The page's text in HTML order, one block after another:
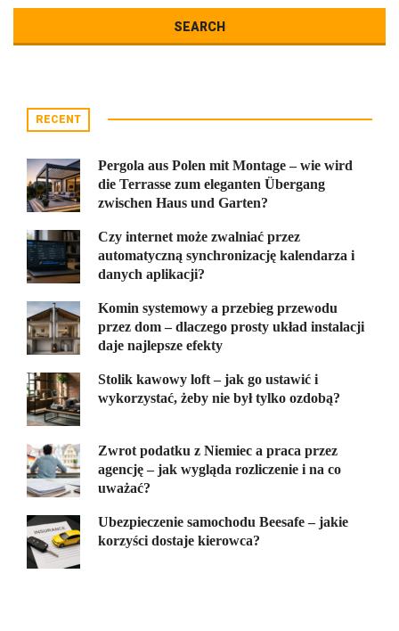
RECENT
Pergola aus Polen mit Montage – wie wird
die Terrasse zum eleganten Übergang
zwischen Haus und Garten?
Czy internet może zwalniać przez
automatyczną synchronizację kalendarza i
danych aplikacji?
Komin systemowy a przebieg przewodu
przez dom – dlaczego prosty układ instalacji
daje najlepsze efekty
Stolik kawowy loft – jak go ustawić i
wykorzystać, żeby nie był tylko ozdobą?
Zwrot podatku z Niemiec a praca przez
agencję – jak wygląda rozliczenie i na co
uważać?
Ubezpieczenie samochodu Beesafe – jakie
korzyści dostaje kierowca?